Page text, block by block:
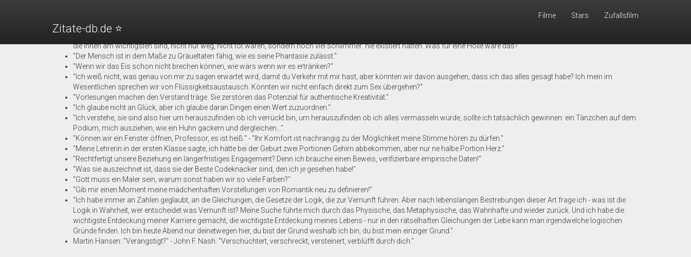
Zitate-db.de ⭐️
Filme Stars Zufallsfilm
"Wenn die Realität sich gegen dich verschworen hat, ist nichts mehr sicher."
die ihnen am wichtigsten sind, nicht nur weg, nicht tot wären, sondern noch viel schlimmer: nie existiert hätten. Was für eine Hölle wäre das?"
"Der Mensch ist in dem Maße zu Gräueltaten fähig, wie es seine Phantasie zulässt."
"Wenn wir das Eis schon nicht brechen können, wie wärs wenn wir es ertränken?"
"Ich weiß nicht, was genau von mir zu sagen erwartet wird, damit du Verkehr mit mir hast, aber könnten wir davon ausgehen, dass ich das alles gesagt habe? Ich mein im
Wesentlichen sprechen wir von Flüssigkeitsaustausch. Könnten wir nicht einfach direkt zum Sex übergehen?"
"Vorlesungen machen den Verstand träge. Sie zerstören das Potenzial für authentische Kreativität."
"Ich glaube nicht an Glück, aber ich glaube daran Dingen einen Wert zuzuordnen."
"Ich verstehe, sie sind also hier um herauszufinden ob ich verrückt bin, um herauszufinden ob ich alles vermasseln würde, sollte ich tatsächlich gewinnen: ein Tänzchen auf dem
Podium, mich ausziehen, wie ein Huhn gackern und dergleichen..."
"Können wir ein Fenster öffnen, Professor, es ist heiß." - "Ihr Komfort ist nachrangig zu der Möglichkeit meine Stimme hören zu dürfen."
"Meine Lehrerin in der ersten Klasse sagte, ich hätte bei der Geburt zwei Portionen Gehirn abbekommen, aber nur ne halbe Portion Herz."
"Rechtfertigt unsere Beziehung ein längerfristiges Engagement? Denn ich brauche einen Beweis, verifizierbare empirische Daten!"
"Was sie auszeichnet ist, dass sie der Beste Codeknacker sind, den ich je gesehen habe!"
"Gott muss ein Maler sein, warum sonst haben wir so viele Farben?"
"Gib mir einen Moment meine mädchenhaften Vorstellungen von Romantik neu zu definieren!"
"Ich habe immer an Zahlen geglaubt, an die Gleichungen, die Gesetze der Logik, die zur Vernunft führen. Aber nach lebenslangen Bestrebungen dieser Art frage ich - was ist die
Logik in Wahrheit, wer entscheidet was Vernunft ist? Meine Suche führte mich durch das Physische, das Metaphysische, das Wahnhafte und wieder zurück. Und ich habe die
wichtigste Entdeckung meiner Karriere gemacht, die wichtigste Entdeckung meines Lebens - nur in den rätselhaften Gleichungen der Liebe kann man irgendwelche logischen
Gründe finden. Ich bin heute Abend nur deinetwegen hier, du bist der Grund weshalb ich bin, du bist mein einziger Grund."
Martin Hansen: "Verängstigt?" - John F. Nash: "Verschüchtert, verschreckt, versteinert, verblüfft durch dich."